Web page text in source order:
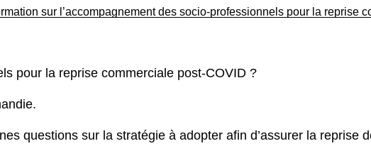
sur l’accompagnement des socio-professionnels pour la reprise
pour la reprise commerciale post-COVID ?
questions sur la stratégie à adopter afin d’assurer la reprise